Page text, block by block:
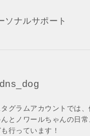
ソナルサポート
グラムアカウントでは
とノワールちゃんの日
行っています！